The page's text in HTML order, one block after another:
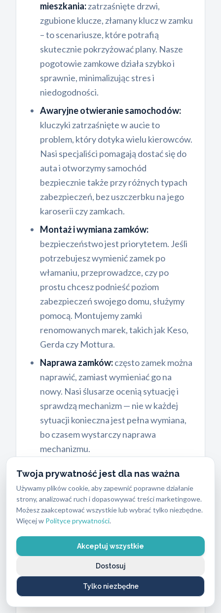
Twoja prywatność jest dla nas ważna
Używamy plików cookie, aby zapewnić poprawne działanie
strony, analizować ruch i dopasowywać treści marketingowe.
Możesz zaakceptować wszystkie lub wybrać tylko niezbędne.
Więcej w Polityce prywatności.
Akceptuj wszystkie
Tylko niezbędne
Dostosuj
mieszkania:zatrzaśnięte drzwi,
zgubione klucze, złamany klucz w zamku
– to scenariusze, które potrafią
skutecznie pokrzyżować plany. Nasze
pogotowie zamkowe działa szybko i
sprawnie, minimalizując stres i
niedogodności.
Awaryjne otwieranie samochodów:
kluczyki zatrzaśnięte w aucie to
problem, który dotyka wielu kierowców.
Nasi specjaliści pomagają dostać się do
auta i otworzymy samochód
bezpiecznie także przy różnych typach
zabezpieczeń, bez uszczerbku na jego
karoserii czy zamkach.
Montaż i wymiana zamków:
bezpieczeństwo jest priorytetem. Jeśli
potrzebujesz wymienić zamek po
włamaniu, przeprowadzce, czy po
prostu chcesz podnieść poziom
zabezpieczeń swojego domu, służymy
pomocą. Montujemy zamki
renomowanych marek, takich jak Keso,
Gerda czy Mottura.
Naprawa zamków:często zamek można
naprawić, zamiast wymieniać go na
nowy. Nasi ślusarze ocenią sytuację i
sprawdzą mechanizm — nie w każdej
sytuacji konieczna jest pełna wymiana,
bo czasem wystarczy naprawa
mechanizmu.
uszkodzone klucze – pomożemy
zarówno w otwarciu drzwi, jak i w
dorobieniu nowych kluczy.
indywidualnego podejścia i dużej precyzji.
Dzięki naszemu doświadczeniu i
specjalistycznym narzędziom
gwarantujemy fachowe wykonanie